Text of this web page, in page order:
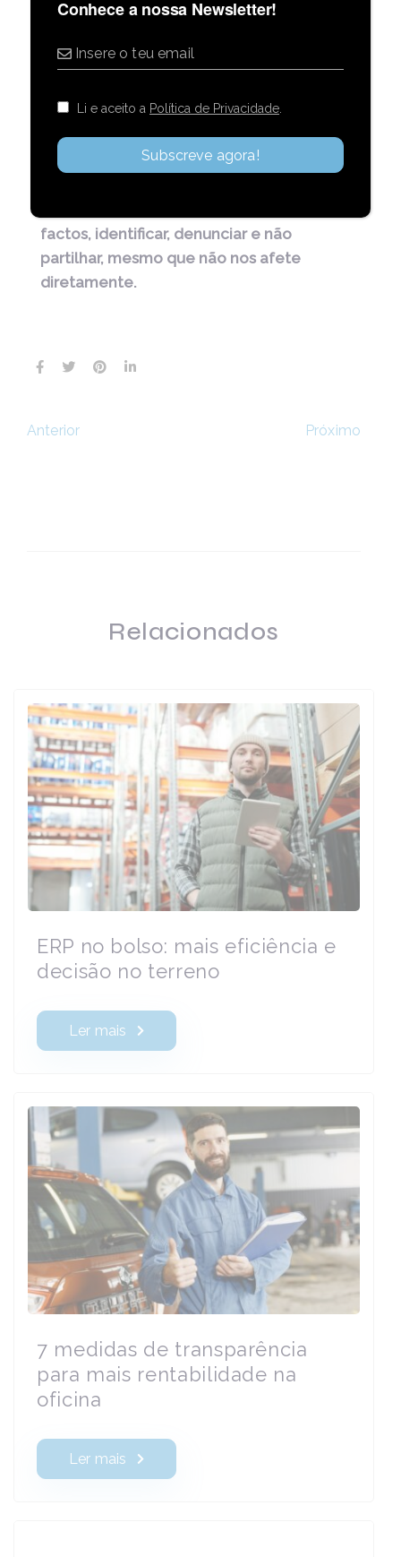
clickbait, que consiste na criação de
imagens, manchetes e títulos
pessoas a clicar para obter mais informação.
Muitas vezes é difícil perceber e contornar a
factos, identificar, denunciar e não
partilhar, mesmo que não nos afete
diretamente.
Anterior Próximo
Relacionados
ERP no bolso: mais eficiência e
decisão no terreno
Ler mais
7 medidas de transparência
para mais rentabilidade na
oficina
Ler mais
Conhece a nossa Newsletter!
Li e aceito a Política de Privacidade